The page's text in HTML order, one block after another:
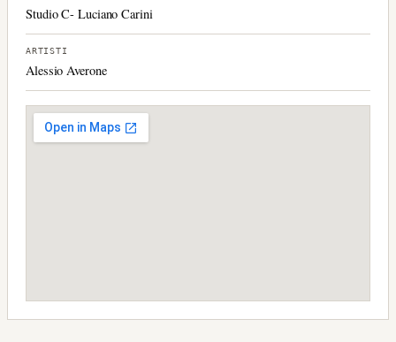
Studio C- Luciano Carini
ARTISTI
Alessio Averone